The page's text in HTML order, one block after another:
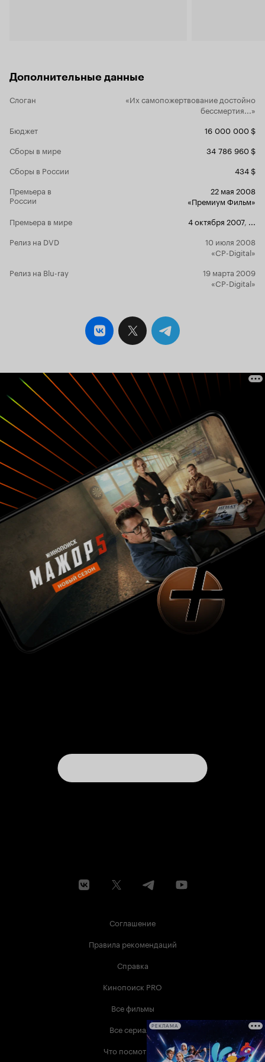
такую картинку, какой сам Ридли Скотт не
там. Давно такого не видел. Плюс знающие
уж совсем редко встречается. Из минусов
разделение фильма примерно посередине на
две части: одна про войну, другая про драму. И
еще то, что все герои - китайцы:) Поначалу
непонятно, кто есть кто, и кто с кем воюет. Но
это мелочи по сравнению с возможностью
военным фильмом.
Дополнительные данные
Слоган
«Их самопожертвование достойно
бессмертия...»
Бюджет
16 000 000 $
Сборы в мире
34 786 960 $
Сборы в России
434 $
Премьера в
России
22 мая 2008
«Премиум Фильм»
Премьера в мире
4 октября 2007,
Релиз на DVD
10 июля 2008
«CP-Digital»
Релиз на Blu-ray
19 марта 2009
«CP-Digital»
Соглашение
Правила рекомендаций
Справка
Кинопоиск PRO
Все фильмы
Все сериалы
Что посмотреть
РЕКЛАМА